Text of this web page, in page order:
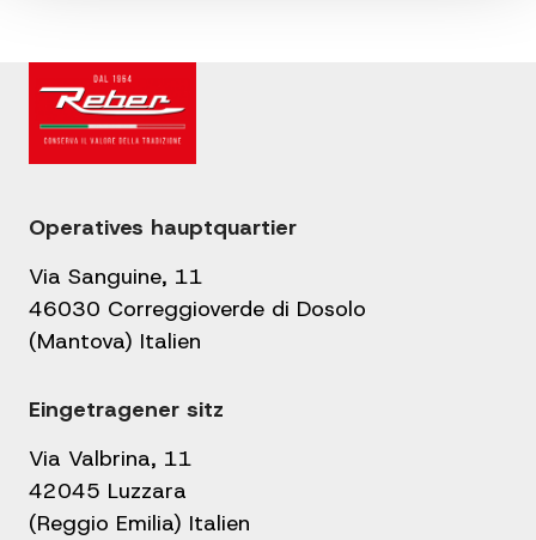
Operatives hauptquartier
Via Sanguine, 11
46030 Correggioverde di Dosolo
(Mantova) Italien
Eingetragener sitz
Via Valbrina, 11
42045 Luzzara
(Reggio Emilia) Italien